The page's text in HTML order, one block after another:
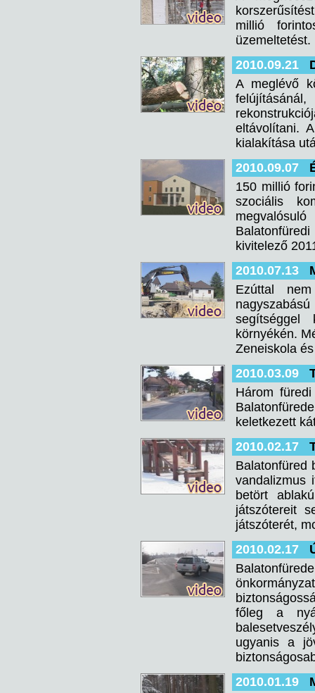
millió
üzemeltetést.
2010.09.21
A meglévő
eltávolítani.
kialakítása
2010.09.07
150 millió
szociális
kivitelező
2010.07.13
Ezúttal
segítséggel
környékén.
Zeneiskola
2010.03.09
Három
keletkezett
2010.02.17
Balatonfüred
vandalizmus
betört
játszótereit
játszóterét,
2010.02.17
főleg a
ugyanis a
2010.01.19